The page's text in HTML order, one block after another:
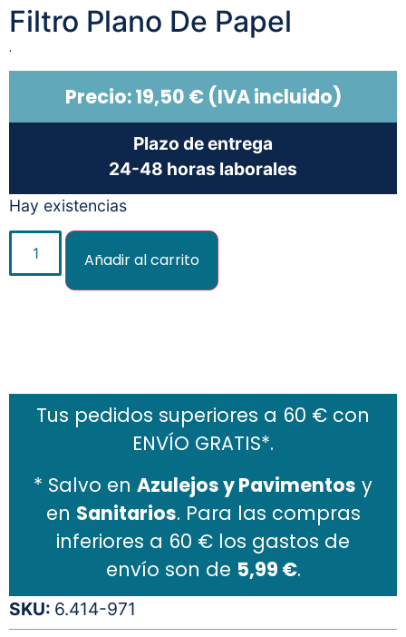
Filtro Plano De Papel
.
Precio:19,50 €(IVA incluido)
Plazo de entrega
24-48 horas laborales
Hay existencias
Añadir al carrito
Tus pedidos superiores a 60 € con
ENVÍO GRATIS*.
* Salvo en Azulejos y Pavimentos y
en Sanitarios. Para las compras
inferiores a 60 € los gastos de
envío son de 5,99 €.
SKU: 6.414-971